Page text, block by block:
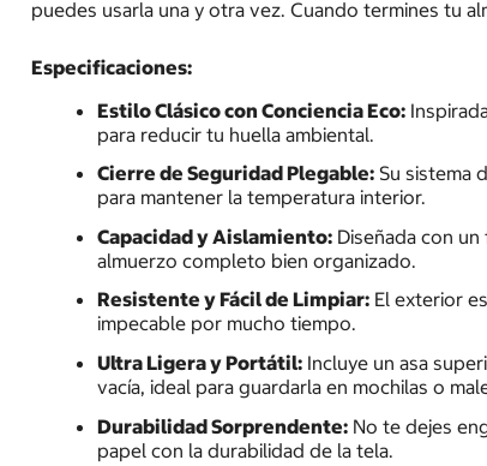
puedes usarla una y otra vez. Cuando termines tu
Especificaciones:
Estilo Clásico con Conciencia Eco:
para reducir tu huella ambiental.
Cierre de Seguridad Plegable: Su sistema
para mantener la temperatura interior.
Capacidad y Aislamiento: Diseñada con
almuerzo completo bien organizado.
Resistente y Fácil de Limpiar: El exterior
impecable por mucho tiempo.
Ultra Ligera y Portátil: Incluye un asa
vacía, ideal para guardarla en mochilas o
Durabilidad Sorprendente: No te dejes
papel con la durabilidad de la tela.